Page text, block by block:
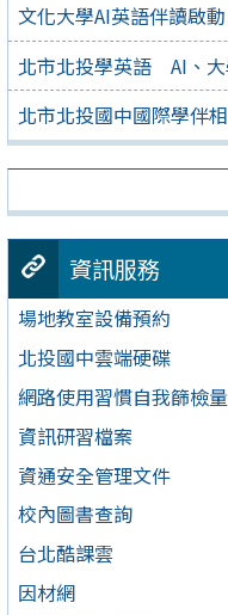
文化大學AI英語伴讀啟
北市北投學英語 AI、
北市北投國中國際學伴
資訊服務
場地教室設備預約
北投國中雲端硬碟
網路使用習慣自我篩檢
資訊研習檔案
資通安全管理文件
校內圖書查詢
台北酷課雲
因材網